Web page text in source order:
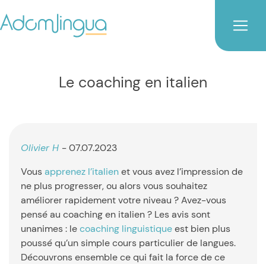
Le coaching en italien
Olivier H - 07.07.2023
Vousapprenez l’italienet vous avez l’impression de
ne plus progresser, ou alors vous souhaitez
améliorer rapidement votre niveau ? Avez-vous
pensé au coaching en italien ? Les avis sont
unanimes : lecoaching linguistiqueest bien plus
poussé qu’un simple cours particulier de langues.
Découvrons ensemble ce qui fait la force de ce